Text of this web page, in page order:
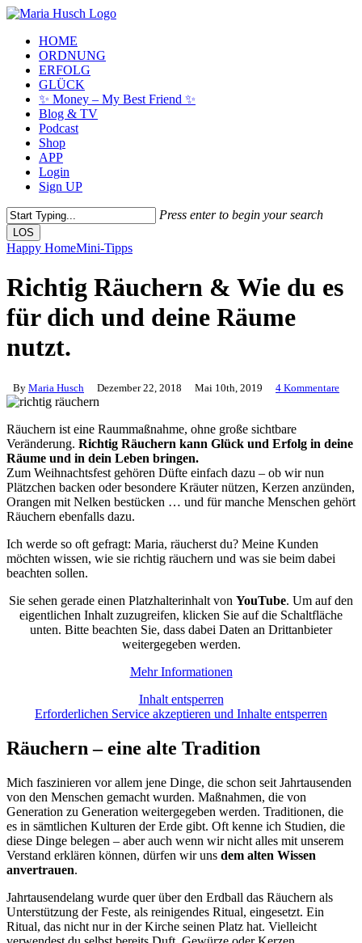
Skip
main
content
Menu
HOME
ORDNUNG
ERFOLG
GLÜCK
✨ Money – My Best Friend ✨
Blog & TV
Podcast
Shop
APP
Login
Sign UP
Press enter to begin your search
LOS
Close
Happy HomeMini-Tipps
Richtig Räuchern & Wie du es
für dich und deine Räume
nutzt.
By Maria Husch Dezember 22, 2018 Mai 10th, 2019 4 Kommentare
Räuchern ist eine Raummaßnahme, ohne große sichtbare
Veränderung. Richtig Räuchern kann Glück und Erfolg in deine
Räume und in dein Leben bringen.
Zum Weihnachtsfest gehören Düfte einfach dazu – ob wir nun
Plätzchen backen oder besondere Kräuter nützen, Kerzen anzünden,
Orangen mit Nelken bestücken … und für manche Menschen gehört
Räuchern ebenfalls dazu.
Ich werde so oft gefragt: Maria, räucherst du? Meine Kunden
möchten wissen, wie sie richtig räuchern und was sie beim dabei
beachten sollen.
Sie sehen gerade einen Platzhalterinhalt von YouTube. Um auf den
eigentlichen Inhalt zuzugreifen, klicken Sie auf die Schaltfläche
unten. Bitte beachten Sie, dass dabei Daten an Drittanbieter
weitergegeben werden.
Mehr Informationen
Inhalt entsperren
Erforderlichen Service akzeptieren und Inhalte entsperren
Räuchern – eine alte Tradition
Mich faszinieren vor allem jene Dinge, die schon seit Jahrtausenden
von den Menschen gemacht wurden. Maßnahmen, die von
Generation zu Generation weitergegeben werden. Traditionen, die
es in sämtlichen Kulturen der Erde gibt. Oft kenne ich Studien, die
diese Dinge belegen – aber auch wenn wir nicht alles mit unserem
Verstand erklären können, dürfen wir uns dem alten Wissen
anvertrauen.
Jahrtausendelang wurde quer über den Erdball das Räuchern als
Unterstützung der Feste, als reinigendes Ritual, eingesetzt. Ein
Ritual, das nicht nur in der Kirche seinen Platz hat. Vielleicht